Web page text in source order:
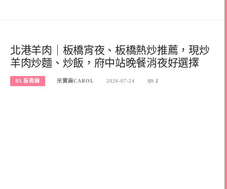
北港羊肉｜板橋宵夜、板橋熱炒推薦，現炒
羊肉炒麵、炒飯，府中站晚餐消夜好選擇
BL板南線 米寶麻CAROL 2026-07-24 2